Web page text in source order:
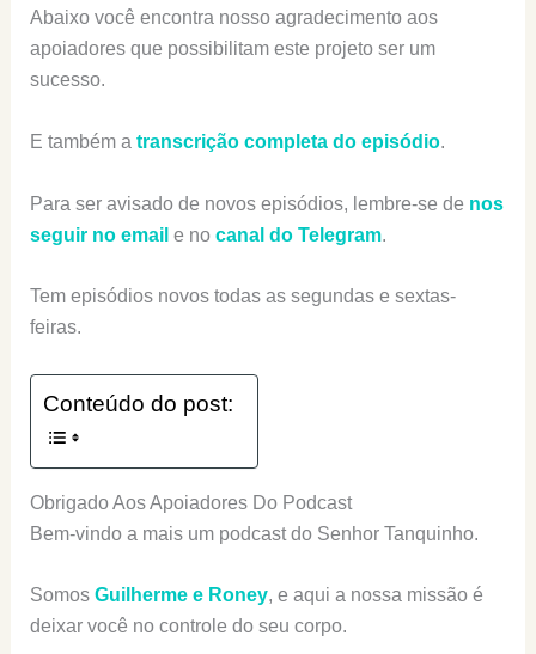
Abaixo você encontra nosso agradecimento aos
apoiadores que possibilitam este projeto ser um
sucesso.
E também a transcrição completa do episódio.
Para ser avisado de novos episódios, lembre-se de nos
seguir no email e no canal do Telegram.
Tem episódios novos todas as segundas e sextas-
feiras.
Conteúdo do post:
Obrigado Aos Apoiadores Do Podcast
Bem-vindo a mais um podcast do Senhor Tanquinho.
Somos Guilherme e Roney, e aqui a nossa missão é
deixar você no controle do seu corpo.